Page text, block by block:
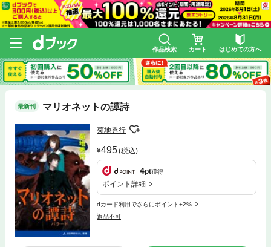
作品検索 カート はじめての方へ
最新刊 マリオネットの譚詩
菊地秀行
495(税込)
4pt獲得
ポイント詳細
dカード利用でさらにポイント+2%
返品不可